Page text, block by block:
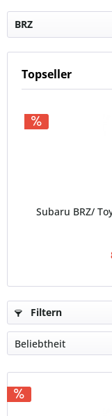
BRZ
Topseller
Subaru BRZ/
Filtern